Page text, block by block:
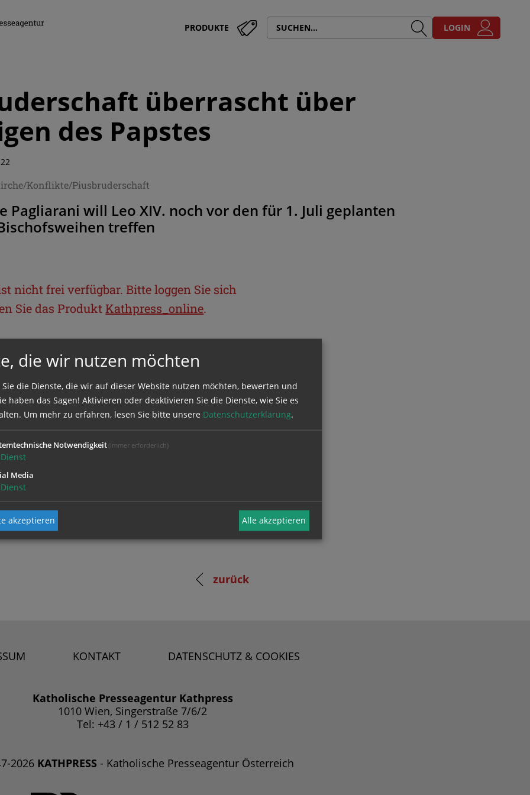
PRODUKTE LOGIN
überrascht über
des Papstes
Konflikte/Piusbruderschaft
Pagliarani will Leo XIV. noch vor den für 1. Juli geplanten
treffen
nicht frei verfügbar. Bitte loggen Sie sich
Sie das Produkt Kathpress_online.
sich mit Ihrem Benutzernamen und
zurück
KONTAKT DATENSCHUTZ & COOKIES
Katholische Presseagentur Kathpress
1010 Wien, Singerstraße 7/6/2
Tel: +43 / 1 / 512 52 83
2026 KATHPRESS - Katholische Presseagentur Österreich
die wir nutzen möchten
Sie die Dienste, die wir auf dieser Website nutzen möchten, bewerten und
haben das Sagen! Aktivieren oder deaktivieren Sie die Dienste, wie Sie es
Um mehr zu erfahren, lesen Sie bitte unsere Datenschutzerklärung.
Notwendigkeit (immer erforderlich)
Dienst
Media
Dienst
akzeptieren Alle akzeptieren